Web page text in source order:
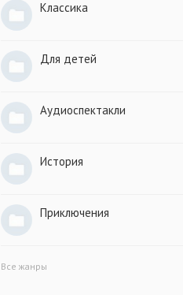
Классика
Для детей
Аудиоспектакли
История
Приключения
Все жанры